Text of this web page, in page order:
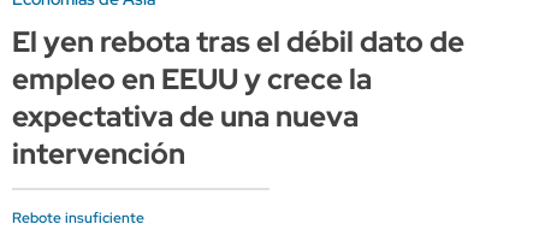
El yen rebota tras el débil dato de
empleo en EEUU y crece la
expectativa de una nueva
intervención
Rebote insuficiente